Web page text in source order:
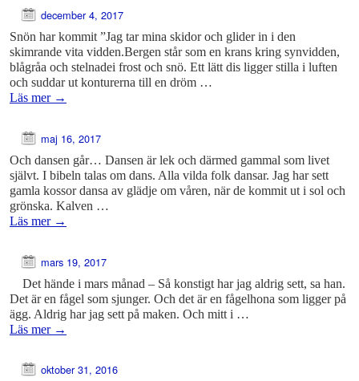
december 4, 2017
Snön har kommit ”Jag tar mina skidor och glider in i den
skimrande vita vidden.Bergen står som en krans kring synvidden,
blågråa och stelnadei frost och snö. Ett lätt dis ligger stilla i luften
och suddar ut konturerna till en dröm …
Läs mer →
maj 16, 2017
Och dansen går… Dansen är lek och därmed gammal som livet
självt. I bibeln talas om dans. Alla vilda folk dansar. Jag har sett
gamla kossor dansa av glädje om våren, när de kommit ut i sol och
grönska. Kalven …
Läs mer →
mars 19, 2017
Det hände i mars månad – Så konstigt har jag aldrig sett, sa han.
Det är en fågel som sjunger. Och det är en fågelhona som ligger på
ägg. Aldrig har jag sett på maken. Och mitt i …
Läs mer →
oktober 31, 2016